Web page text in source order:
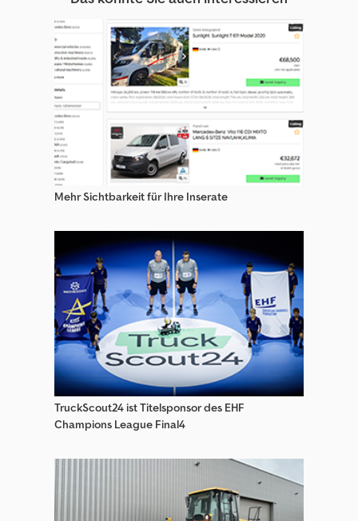
Sonstige Transporter
Sonstige Transporter Doppelkabine
Sonstige Transporter Fahrgestell
Sonstige Transporter Kastenwagen
Sonstige Transporter Kombi/Van
Sonstige Transporter Pritsche & Plane
Sonstige Transporter Teile & Zubehör
Sonstige Viehtransporter
Sonstige Wohnmobile / Lkw Wohnmobile
Spezialaufbauten Transporter
Transporter / Pritschenwagen Mit Kipper
Transporter Kastenwagen Hochdach
Mehr Sichtbarkeit für Ihre Inserate
TruckScout24 ist Titelsponsor des EHF
Champions League Final4